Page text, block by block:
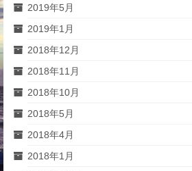
2019年5月
2019年1月
2018年12月
2018年11月
2018年10月
2018年5月
2018年4月
2018年1月